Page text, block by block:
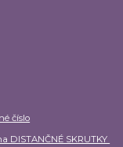
číslo
DISTANČNÉ SKRUTKY